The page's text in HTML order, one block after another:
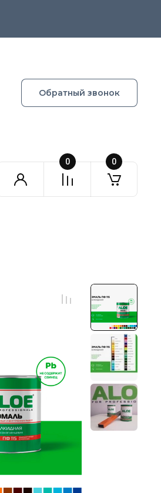
Обратный звонок
0 0